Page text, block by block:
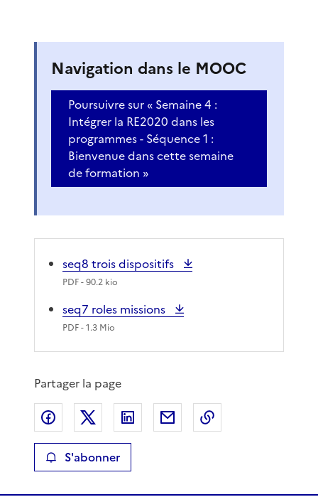
Navigation dans le MOOC
Poursuivre sur « Semaine 4 :
Intégrer la RE2020 dans les
programmes - Séquence 1 :
Bienvenue dans cette semaine
de formation »
seq8 trois dispositifs
PDF- 90.2 kio
seq7 roles missions
PDF- 1.3 Mio
Partager la page
Partager sur Facebook
Partager sur XPartager sur LinkedIn
Partager par email
S'abonner